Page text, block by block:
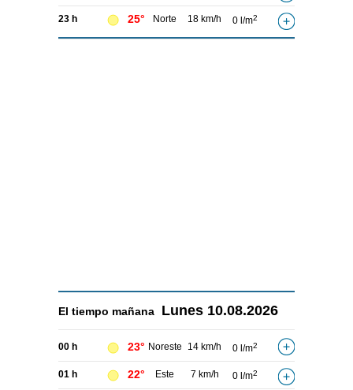
23 h 25° Norte 18 km/h 0 l/m2
El tiempo mañana Lunes 10.08.2026
00 h 23° Noreste 14 km/h 0 l/m2
01 h 22° Este 7 km/h 0 l/m2